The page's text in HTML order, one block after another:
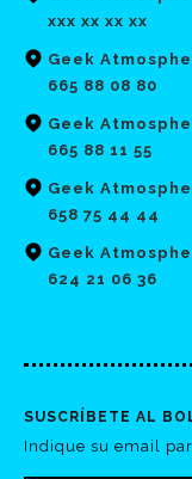
xxx xx xx xx
Geek
665 88 08 80
Geek
665 88 11 55
Geek
658 75 44 44
Geek
624 21 06 36
SUSCRÍBETE AL
Indique su email